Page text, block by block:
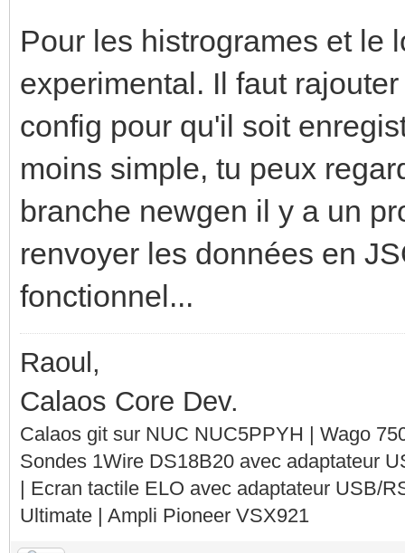
Pour les histrogrames et le
experimental. Il faut
config pour qu'il soit
moins simple, tu peux
branche newgen il y a un
renvoyer les données en
fonctionnel...
Raoul,
Calaos Core Dev.
Calaos git sur NUC NUC5PPYH | Wago
Sondes 1Wire DS18B20 avec adaptateur
| Ecran tactile ELO avec adaptateur USB/
Ultimate | Ampli Pioneer VSX921